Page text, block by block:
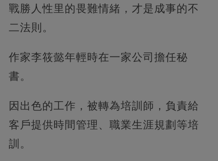
戰勝人性里的畏難情緒，才是成事的不
二法則。
作家李筱懿年輕時在一家公司擔任秘
書。
因出色的工作，被轉為培訓師，負責給
客戶提供時間管理、職業生涯規劃等培
訓。